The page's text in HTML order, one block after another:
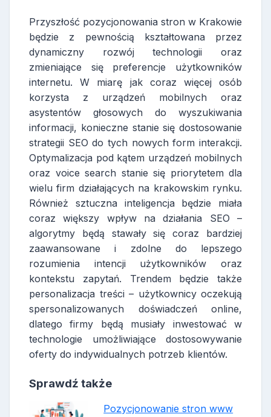
Przyszłość pozycjonowania stron w Krakowie
będzie z pewnością kształtowana przez
dynamiczny rozwój technologii oraz
zmieniające się preferencje użytkowników
internetu. W miarę jak coraz więcej osób
korzysta z urządzeń mobilnych oraz
asystentów głosowych do wyszukiwania
informacji, konieczne stanie się dostosowanie
strategii SEO do tych nowych form interakcji.
Optymalizacja pod kątem urządzeń mobilnych
oraz voice search stanie się priorytetem dla
wielu firm działających na krakowskim rynku.
Również sztuczna inteligencja będzie miała
coraz większy wpływ na działania SEO –
algorytmy będą stawały się coraz bardziej
zaawansowane i zdolne do lepszego
rozumienia intencji użytkowników oraz
kontekstu zapytań. Trendem będzie także
personalizacja treści – użytkownicy oczekują
spersonalizowanych doświadczeń online,
dlatego firmy będą musiały inwestować w
technologie umożliwiające dostosowywanie
oferty do indywidualnych potrzeb klientów.
Sprawdź także
Pozycjonowanie stron www